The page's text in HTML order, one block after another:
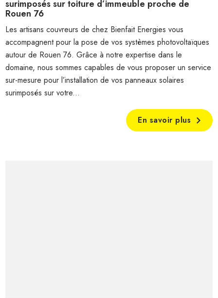
surimposés sur toiture d’immeuble proche de
Rouen 76
Les artisans couvreurs de chez Bienfait Energies vous
accompagnent pour la pose de vos systèmes photovoltaïques
autour de Rouen 76. Grâce à notre expertise dans le
domaine, nous sommes capables de vous proposer un service
sur-mesure pour l’installation de vos panneaux solaires
surimposés sur votre...
En savoir plus